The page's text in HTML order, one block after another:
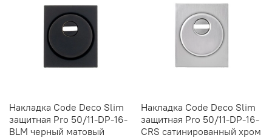
Накладка Code Deco Slim
защитная Pro 50/11-DP-16-
BLM черный матовый
Накладка Code Deco Slim
защитная Pro 50/11-DP-16-
CRS сатинированный хром